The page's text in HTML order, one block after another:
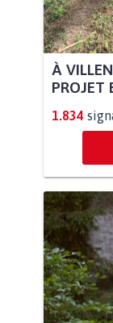
À
PROJET
1.834